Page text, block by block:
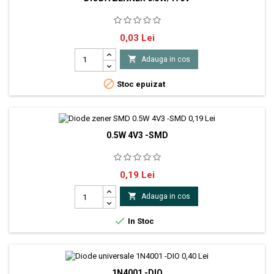
0Dioda zenner 0.5W/170V
Pret
0,03 Lei
 Adauga in cos
 Stoc epuizat
0.5W 4V3 -SMD
diodă Zener Putere disipată 0.5W Tensiune Zener 4.3V
Montare SMD Toleranţă ±2% Carcasă MiniMELF o
singură diodă
Pret
0,19 Lei
 Adauga in cos
 In Stoc